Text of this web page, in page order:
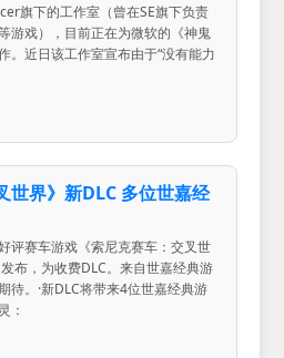
旗下的工作室（曾在SE旗下负责
游戏），目前正在为微软的《神鬼
。近日该工作室宣布由于“没有能力
世界》新DLC 多位世嘉经
评赛车游戏《索尼克赛车：交叉世
布，为收费DLC。来自世嘉经典游
待。·新DLC将带来4位世嘉经典游
：